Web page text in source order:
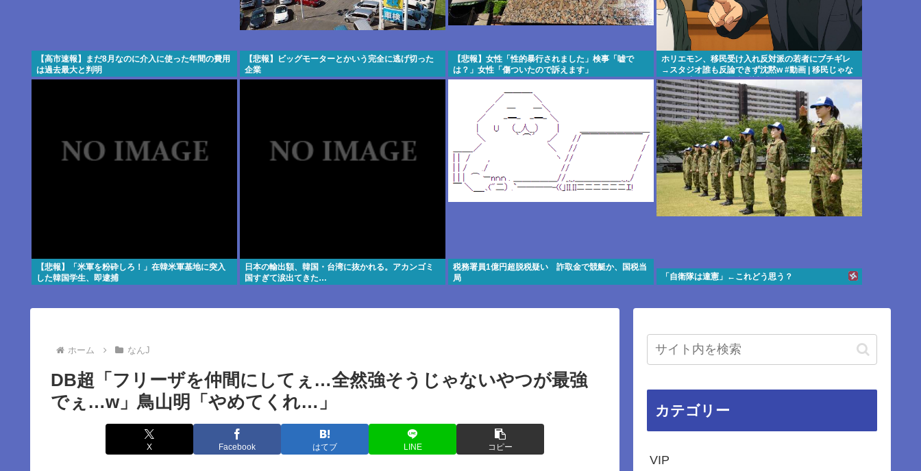
【高市速報】まだ8月なのに介入に使った年間の費用
は過去最大と判明
【悲報】ビッグモーターとかいう完全に逃げ切った
企業
【悲報】女性「性的暴行されました」検事「嘘で
は？」女性「傷ついたので訴えます」
ホリエモン、移民受け入れ反対派の若者にブチギレ
→スタジオ誰も反論できず沈黙w #動画 | 移民じゃな
くて不法移民と犯罪者反対派だぞ
【悲報】「米軍を粉砕しろ！」在韓米軍基地に突入
した韓国学生、即逮捕
日本の輸出額、韓国・台湾に抜かれる。アカンゴミ
国すぎて涙出てきた…
税務署員1億円超脱税疑い 詐取金で競艇か、国税当
局
「自衛隊は違憲」←これどう思う？
ホーム なんJ
DB超「フリーザを仲間にしてぇ…全然強そうじゃないやつが最強
でぇ…w」鳥山明「やめてくれ…」
X Facebook はてブ LINE コピー
カテゴリー
VIP